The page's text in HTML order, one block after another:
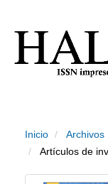
Navegación
principal
Contenido
Inicio Archivos
Artículos de